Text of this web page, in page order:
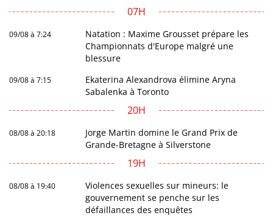
07H
09/08 à 7:24
Natation : Maxime Grousset prépare les
Championnats d'Europe malgré une
blessure
09/08 à 7:15
Ekaterina Alexandrova élimine Aryna
Sabalenka à Toronto
20H
08/08 à 20:18
Jorge Martin domine le Grand Prix de
Grande-Bretagne à Silverstone
19H
08/08 à 19:40
Violences sexuelles sur mineurs: le
gouvernement se penche sur les
défaillances des enquêtes